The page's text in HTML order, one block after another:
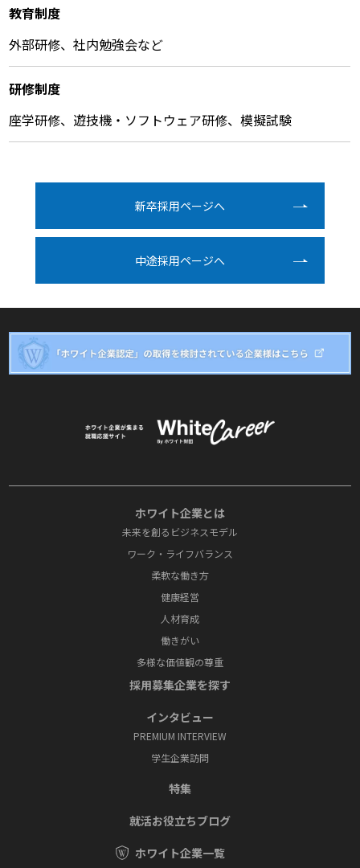
教育制度
外部研修、社内勉強会など
研修制度
座学研修、遊技機・ソフトウェア研修、模擬試験
新卒採⽤ページへ
中途採⽤ページへ
ホワイト企業とは
未来を創るビジネスモデル
ワーク・ライフバランス
柔軟な働き方
健康経営
人材育成
働きがい
多様な価値観の尊重
採⽤募集企業を探す
インタビュー
PREMIUM INTERVIEW
学⽣企業訪問
特集
就活お役⽴ちブログ
ホワイト企業一覧